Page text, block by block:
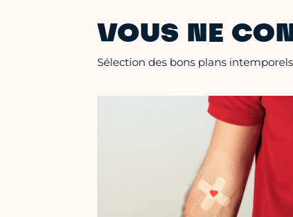
VOUS NE
Sélection des bons plans